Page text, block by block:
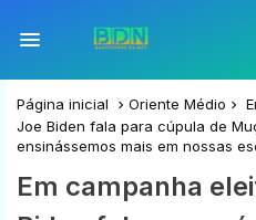
Página inicial Oriente Médio
Joe Biden fala para cúpula de
ensinássemos mais em nossas
Em campanha